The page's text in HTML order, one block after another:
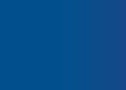
Links